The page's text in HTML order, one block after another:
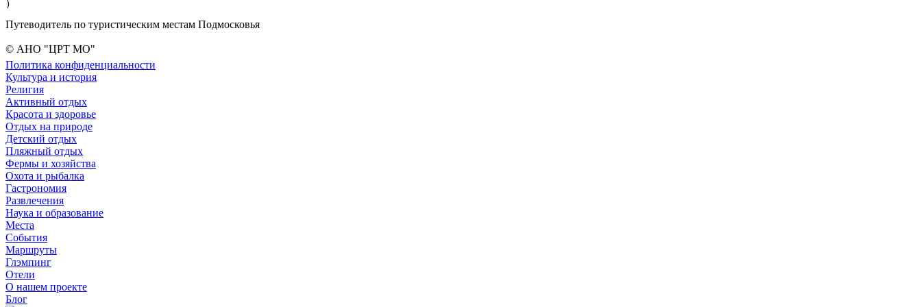
Путеводитель по туристическим местам Подмосковья
© АНО "ЦРТ МО"
Политика конфиденциальности
Культура и история
Религия
Активный отдых
Красота и здоровье
Отдых на природе
Детский отдых
Пляжный отдых
Фермы и хозяйства
Охота и рыбалка
Гастрономия
Развлечения
Наука и образование
Места
События
Маршруты
Глэмпинг
Отели
О нашем проекте
Блог